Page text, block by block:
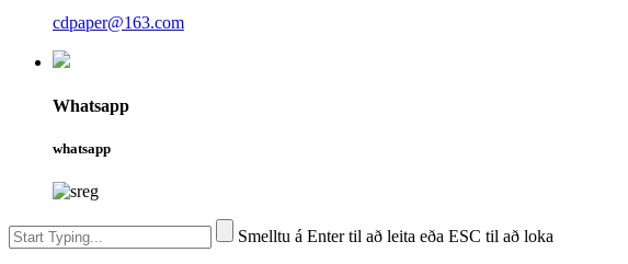
cdpaper@163.com
Whatsapp
whatsapp
Smelltu á Enter til að leita eða ESC til að loka